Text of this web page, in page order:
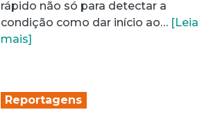
rápido não só para detectar a
condição como dar início ao… [Leia
mais]
Reportagens